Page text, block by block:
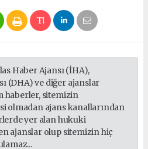
Haber Ajansı (İHA),
(DHA) ve diğer ajanslar
haberler, sitemizin
olmadan ajans kanallarından
yer alan hukuki
ajanslar olup sitemizin hiç